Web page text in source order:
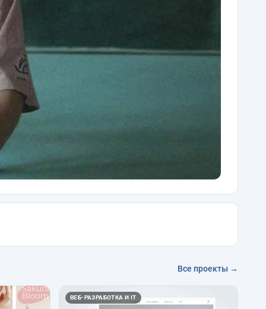
Все проекты →
ВЕБ-РАЗРАБОТКА И IT